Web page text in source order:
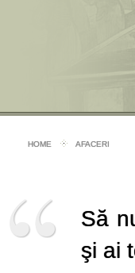
HOME AFACERI
Să
şi ai